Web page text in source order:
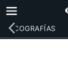
DISCOGRAFÍAS